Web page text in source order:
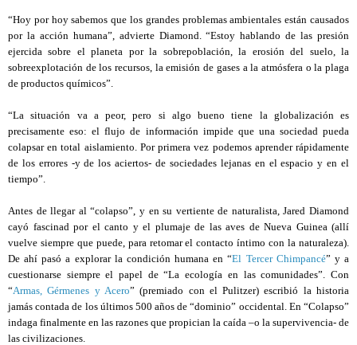
“Hoy por hoy sabemos que los grandes problemas ambientales están causados
por la acción humana”, advierte Diamond. “Estoy hablando de las presión
ejercida sobre el planeta por la sobrepoblación, la erosión del suelo, la
sobreexplotación de los recursos, la emisión de gases a la atmósfera o la plaga
de productos químicos”.
“La situación va a peor, pero si algo bueno tiene la globalización es
precisamente eso: el flujo de información impide que una sociedad pueda
colapsar en total aislamiento. Por primera vez podemos aprender rápidamente
de los errores -y de los aciertos- de sociedades lejanas en el espacio y en el
tiempo”.
Antes de llegar al “colapso”, y en su vertiente de naturalista, Jared Diamond
cayó fascinad por el canto y el plumaje de las aves de Nueva Guinea (allí
vuelve siempre que puede, para retomar el contacto íntimo con la naturaleza).
De ahí pasó a explorar la condición humana en “El Tercer Chimpancé” y a
cuestionarse siempre el papel de “La ecología en las comunidades”. Con
“Armas, Gérmenes y Acero” (premiado con el Pulitzer) escribió la historia
jamás contada de los últimos 500 años de “dominio” occidental. En “Colapso”
indaga finalmente en las razones que propician la caída –o la supervivencia- de
las civilizaciones.